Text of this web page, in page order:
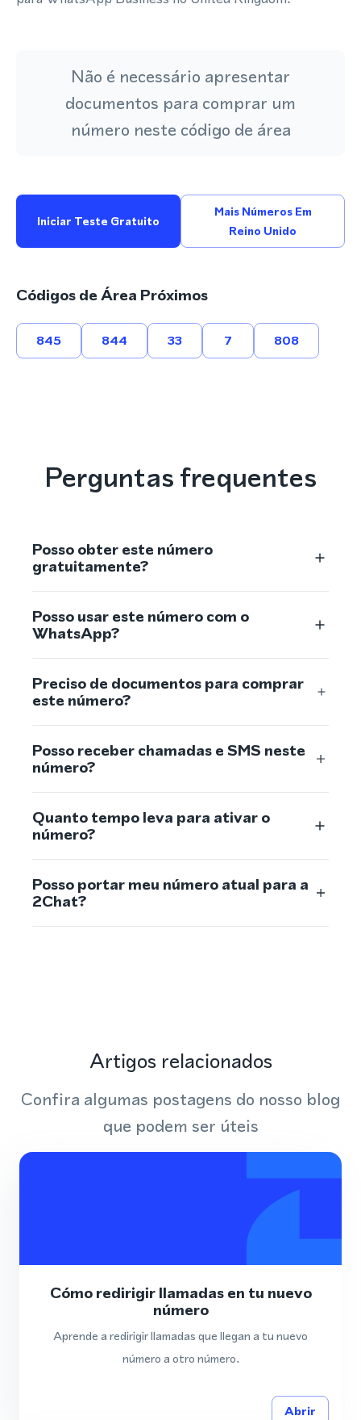
Não é necessário apresentar
documentos para comprar um
número neste código de área
Iniciar Teste Gratuito
Mais Números Em
Reino Unido
Códigos de Área Próximos
845 844 33 7 808
Perguntas frequentes
Posso obter este número
gratuitamente?
Posso usar este número com o
WhatsApp?
Preciso de documentos para comprar
este número?
Posso receber chamadas e SMS neste
número?
Quanto tempo leva para ativar o
número?
Posso portar meu número atual para a
2Chat?
Artigos relacionados
Confira algumas postagens do nosso blog
que podem ser úteis
Cómo redirigir llamadas en tu nuevo
número
Aprende a redirigir llamadas que llegan a tu nuevo
número a otro número.
Abrir